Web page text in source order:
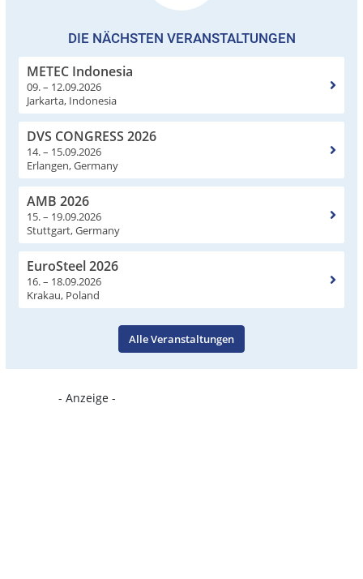
DIE NÄCHSTEN VERANSTALTUNGEN
METEC Indonesia
09. – 12.09.2026
Jarkarta, Indonesia
DVS CONGRESS 2026
14. – 15.09.2026
Erlangen, Germany
AMB 2026
15. – 19.09.2026
Stuttgart, Germany
EuroSteel 2026
16. – 18.09.2026
Krakau, Poland
Alle Veranstaltungen
- Anzeige -